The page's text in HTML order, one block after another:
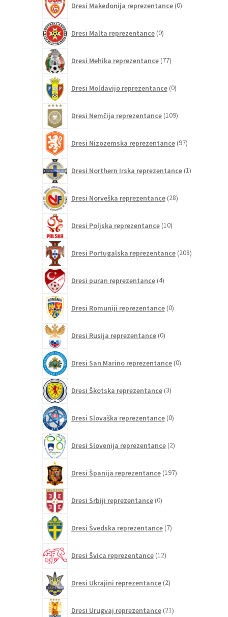
Dresi Makedonija reprezentance 0izdelkov
Dresi Malta reprezentance 0izdelkov
Dresi Mehika reprezentance 77izdelkov
Dresi Moldavijo reprezentance 0izdelkov
Dresi Nemčija reprezentance 109izdelkov
Dresi Nizozemska reprezentance 97izdelkov
Dresi Northern Irska reprezentance 1izdelek
Dresi Norveška reprezentance 28izdelkov
Dresi Poljska reprezentance 10izdelkov
Dresi Portugalska reprezentance 208izdelkov
Dresi puran reprezentance 4izdelki
Dresi Romuniji reprezentance 0izdelkov
Dresi Rusija reprezentance 0izdelkov
Dresi San Marino reprezentance 0izdelkov
Dresi Škotska reprezentance 3izdelki
Dresi Slovaška reprezentance 0izdelkov
Dresi Slovenija reprezentance 2izdelka
Dresi Španija reprezentance 197izdelkov
Dresi Srbiji reprezentance 0izdelkov
Dresi Švedska reprezentance 7izdelkov
Dresi Švica reprezentance 12izdelkov
Dresi Ukrajini reprezentance 2izdelka
Dresi Urugvaj reprezentance 21izdelkov